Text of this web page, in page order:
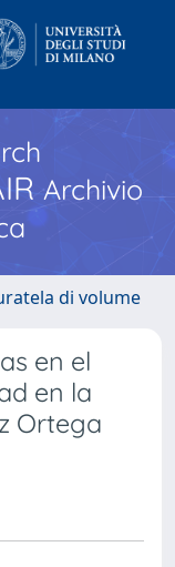
Archivio
di volume
en el
en la
Ortega